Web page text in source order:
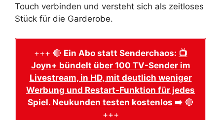
Touch verbinden und versteht sich als zeitloses
Stück für die Garderobe.
+++ 🔴 Ein Abo statt Senderchaos: 📺
Joyn+ bündelt über 100 TV-Sender im
Livestream, in HD, mit deutlich weniger
Werbung und Restart-Funktion für jedes
Spiel. Neukunden testen kostenlos ➡️ 🔴
+++